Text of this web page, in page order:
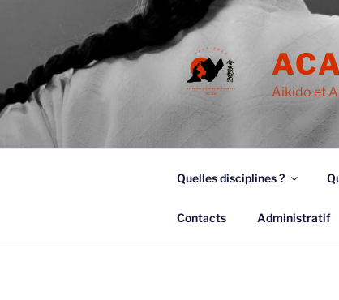
principal
Aikido et
Quelles disciplines ?
Contacts Administratif